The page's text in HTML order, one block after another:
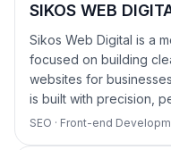
SIKOS WEB
Sikos Web Digital is a
focused on building
websites for
is built with precision,
SEO · Front-end